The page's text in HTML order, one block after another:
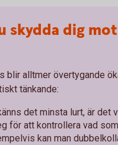
skydda dig
blir alltmer övertygande
tänkande:
det minsta lurt, är det
för att kontrollera vad
kan man